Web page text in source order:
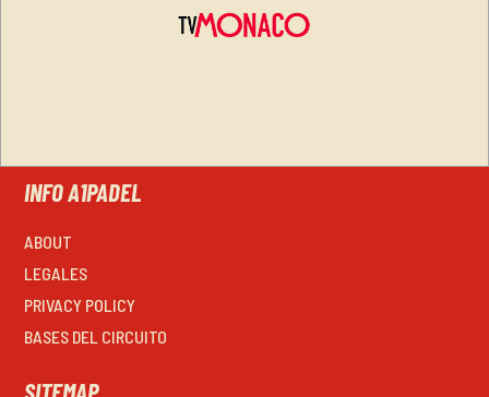
INFO A1PADEL
ABOUT
LEGALES
PRIVACY POLICY
BASES DEL CIRCUITO